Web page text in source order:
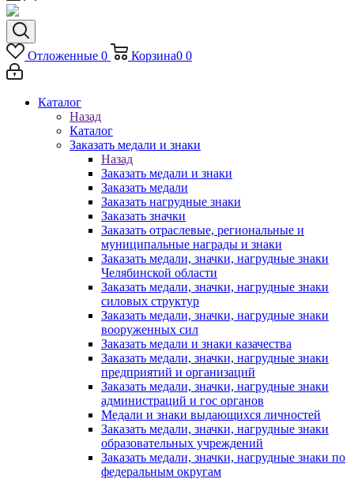
Отложенные 0 Корзина0 0
Каталог
Назад
Каталог
Заказать медали и знаки
Назад
Заказать медали и знаки
Заказать медали
Заказать нагрудные знаки
Заказать значки
Заказать отраслевые, региональные и
муниципальные награды и знаки
Заказать медали, значки, нагрудные знаки
Челябинской области
Заказать медали, значки, нагрудные знаки
силовых структур
Заказать медали, значки, нагрудные знаки
вооруженных сил
Заказать медали и знаки казачества
Заказать медали, значки, нагрудные знаки
предприятий и организаций
Заказать медали, значки, нагрудные знаки
администраций и гос органов
Медали и знаки выдающихся личностей
Заказать медали, значки, нагрудные знаки
образовательных учреждений
Заказать медали, значки, нагрудные знаки по
федеральным округам